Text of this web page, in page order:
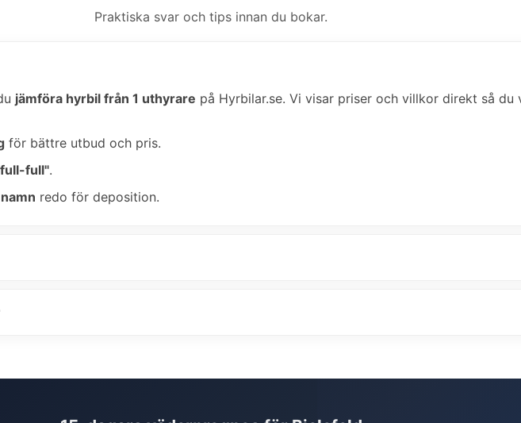
Praktiska svar och tips innan du bokar.
jämföra hyrbil från 1 uthyrare på Hyrbilar.se. Vi visar priser och villkor direkt så du
för bättre utbud och pris.
full".
redo för deposition.